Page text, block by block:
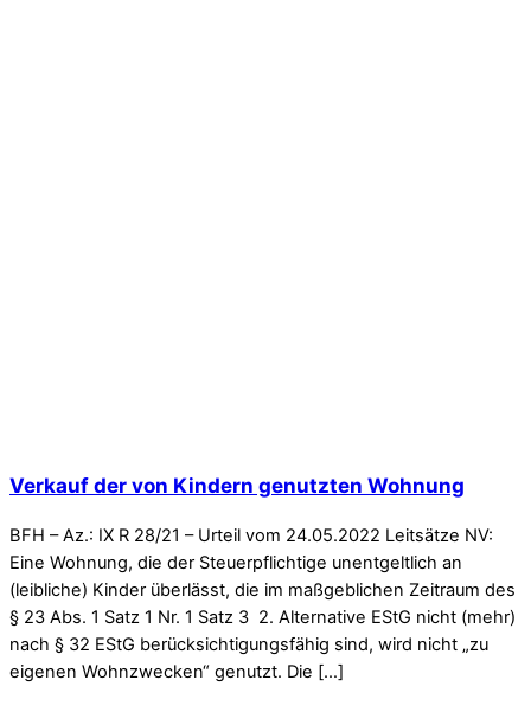
Verkauf der von Kindern genutzten Wohnung
BFH – Az.: IX R 28/21 – Urteil vom 24.05.2022 Leitsätze NV:
Eine Wohnung, die der Steuerpflichtige unentgeltlich an
(leibliche) Kinder überlässt, die im maßgeblichen Zeitraum des
§ 23 Abs. 1 Satz 1 Nr. 1 Satz 3 2. Alternative EStG nicht (mehr)
nach § 32 EStG berücksichtigungsfähig sind, wird nicht „zu
eigenen Wohnzwecken“ genutzt. Die […]